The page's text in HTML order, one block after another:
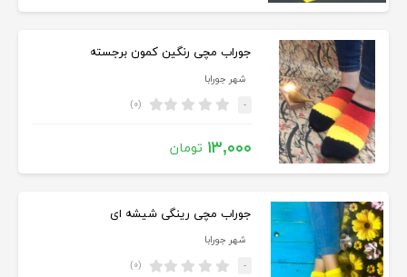
جوراب مچی رنگین کمون برجسته
شهر جورابا
- (۰)
۱۳,۰۰۰ تومان
جوراب مچی رینگی شیشه ای
شهر جورابا
- (۰)